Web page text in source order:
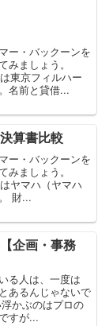
ー・バックーンを
ましょう。
東京フィルハー
名前と貸借...
算書比較
ー・バックーンを
ましょう。
ヤマハ（ヤマハ
財...
企画・事務
る人は、一度は
あるんじゃないで
かぶのはプロの
すが...